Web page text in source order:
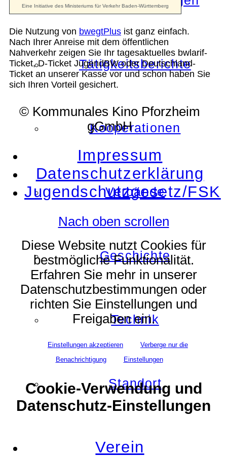
Tätigkeitsberichte
Kooperationen
Verbände
Geschichte
Technik
Standort
Verein
Die Nutzung von bwegtPlus ist ganz einfach.
Nach Ihrer Anreise mit dem öffentlichen
Nahverkehr zeigen Sie Ihr tagesaktuelles bwlarif-
Ticket, D-Ticket JugendBW oder Deutschland-
Ticket an unserer Kasse vor und schon haben Sie
sich Ihren Vorteil gesichert.
© Kommunales Kino Pforzheim
gGmbH
Impressum
Datenschutzerklärung
Jugendschutzgesetz/FSK
Nach oben scrollen
Diese Website nutzt Cookies für
bestmögliche Funktionalität.
Erfahren Sie mehr in unserer
Datenschutzbestimmungen oder
richten Sie Einstellungen und
Freigaben ein.
Einstellungen akzeptieren
Verberge nur die
Benachrichtigung
Einstellungen
Cookie-Verwendung und
Datenschutz-Einstellungen